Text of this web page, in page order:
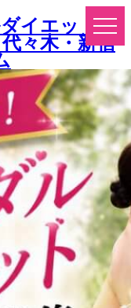
イエットモ
々木・新宿